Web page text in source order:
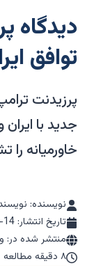
دیدگاه
توافق
پرزیدنت
جدید با
خاورمیانه
نویسنده:
تاریخ انتشار: 14
منتشر شده
۸ دقیقه مطالعه